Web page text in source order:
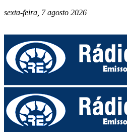
sexta-feira, 7 agosto 2026